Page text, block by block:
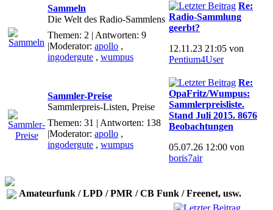
Sammeln
Die Welt des Radio-Sammlens
Themen: 2 | Antworten: 9
|Moderator: apollo ,
ingodergute , wumpus
Re:
Radio-Sammlung
geerbt?
12.11.23 21:05 von
Pentium4User
Sammler-Preise
Sammlerpreis-Listen, Preise
Themen: 31 | Antworten: 138
|Moderator: apollo ,
ingodergute , wumpus
Re:
OpaFritz/Wumpus:
Sammlerpreisliste.
Stand Juli 2015. 8676
Beobachtungen
05.07.26 12:00 von
boris7air
Amateurfunk / LPD / PMR / CB Funk / Freenet, usw.